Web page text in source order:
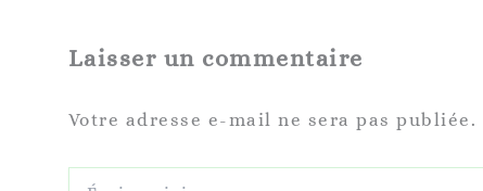
Laisser un commentaire
Votre adresse e-mail ne sera pas publiée.